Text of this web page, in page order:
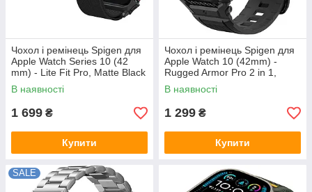
Чохол і ремінець Spigen для
Apple Watch Series 10 (42
mm) - Lite Fit Pro, Matte Black
(ACS08594)
В наявності
1 699 ₴
Купити
Чохол і ремінець Spigen для
Apple Watch 10 (42mm) -
Rugged Armor Pro 2 in 1,
Matte Black (ACS08591)
В наявності
1 299 ₴
Купити
SALE